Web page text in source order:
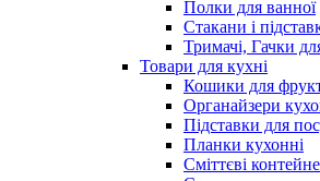
Полки для ванної
Стакани і
Тримачі, Гачки
Товари для кухні
Кошики для
Органайзери
Підставки для
Планки кухонні
Сміттєві